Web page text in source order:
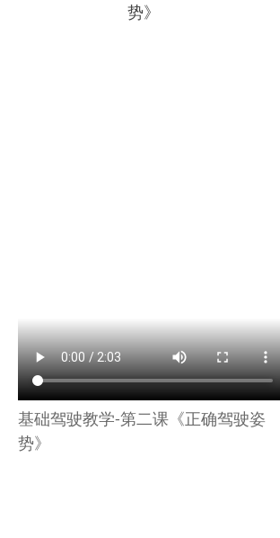
势》
基础驾驶教学-第二课《正确驾驶姿
势》